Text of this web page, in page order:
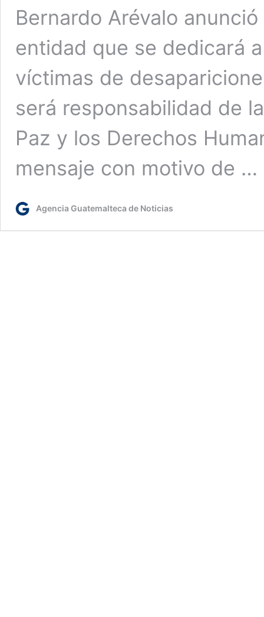
Bernardo Arévalo
entidad que se dedicará
víctimas de
será responsabilidad de
Paz y los Derechos
mensaje con motivo de …
Agencia Guatemalteca de Noticias